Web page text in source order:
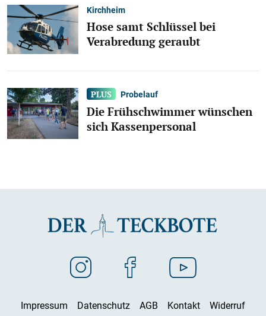
Kirchheim
Hose samt Schlüssel bei
Verabredung geraubt
Probelauf
Die Frühschwimmer wünschen
sich Kassenpersonal
Impressum Datenschutz AGB Kontakt
Widerruf